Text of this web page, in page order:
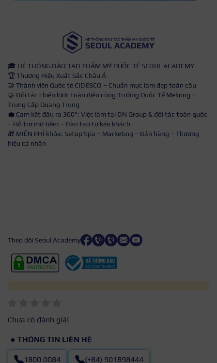
🎓 HỆ THỐNG ĐÀO TẠO THẨM MỸ QUỐC TẾ SEOUL ACADEMY
🏆 Thương Hiệu Xuất Sắc Châu Á
🤝 Thành viên Quốc tế CIDESCO – Chuẩn mực làm đẹp toàn cầu
🤝 Đối tác chiến lược toàn diện cùng Trường Quốc Tế Mekong –
Trung Cấp Quang Trung
💼 Cam kết đầu ra 360°: Việc làm tại DN Group & đối tác toàn quốc
– Hỗ trợ mở tiệm – Đào tạo tự kéo khách
🎁 MIỄN PHÍ khóa: Setup Spa – Marketing – Bán hàng – Thương
hiệu cá nhân
Theo dõi Seoul Academy
Chưa có đánh giá!
THÔNG TIN LIÊN HỆ
1800 0084 (+84) 901898444